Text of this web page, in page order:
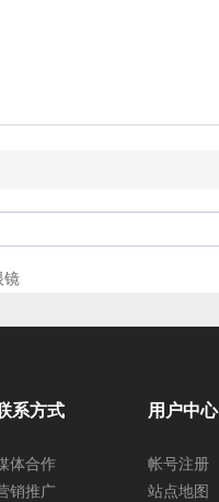
镜
系方式
体合作
销推广
用户中心
帐号注册
站点地图